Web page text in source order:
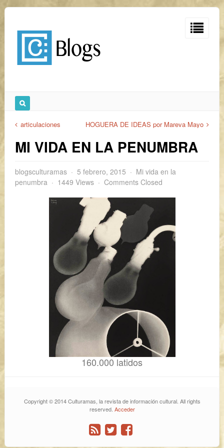
articulaciones HOGUERA DE IDEAS por Mareva Mayo
MI VIDA EN LA PENUMBRA
blogsculturamas 5 febrero, 2015
Mi vida en la
penumbra
1449 Views Comments Closed
160.000 latidos
Copyright © 2014 Culturamas, la revista de información cultural. All rights
reserved. Acceder